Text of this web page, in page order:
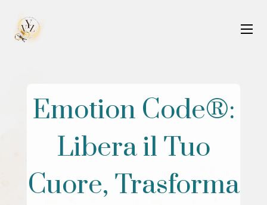
Emotion Code®:
Libera il Tuo
Cuore, Trasforma